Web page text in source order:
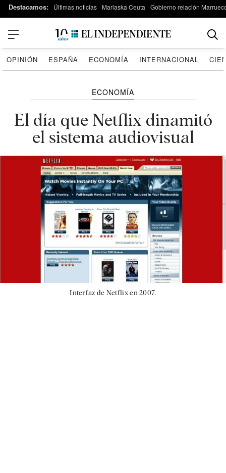
Destacamos: Últimas noticias Marlaska Ceuta Gobierno relación
OPINIÓN ESPAÑA ECONOMÍA INTERNACIONAL
ECONOMÍA
El día que Netflix dinamitó
el sistema audiovisual
Interfaz de Netflix en 2007.